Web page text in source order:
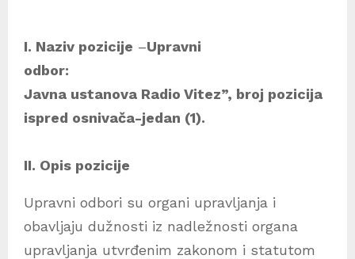
I. Naziv pozicije –Upravni
odbor:
Javna ustanova Radio Vitez”, broj pozicija
ispred osnivača-jedan (1).
II. Opis pozicije
Upravni odbori su organi upravljanja i
obavljaju dužnosti iz nadležnosti organa
upravljanja utvrđenim zakonom i statutom